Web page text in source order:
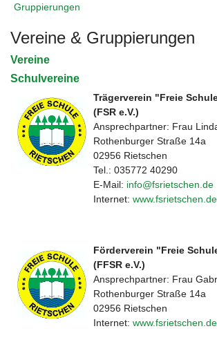
Gruppierungen
Vereine & Gruppierungen
Vereine
Schulvereine
Trägerverein "Freie
(FSR e.V.)
Ansprechpartner: Frau
Rothenburger Straße 14a
02956 Rietschen
Tel.: 035772 40290
E-Mail: info@fsrietschen.de
Internet: www.fsrietschen.de
Förderverein "Freie
(FFSR e.V.)
Ansprechpartner: Frau
Rothenburger Straße 14a
02956 Rietschen
Internet: www.fsrietschen.de